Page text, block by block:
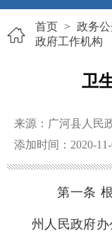
首页 > 政务
政府工作机构
卫
来源：广河县人民
添加时间：2020-
第一条
州人民政府